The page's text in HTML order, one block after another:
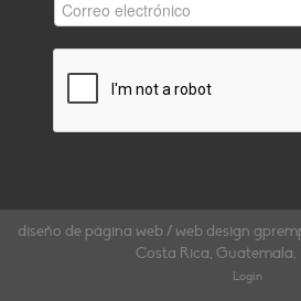
diseño de página web / web design
Costa Rica,
Login